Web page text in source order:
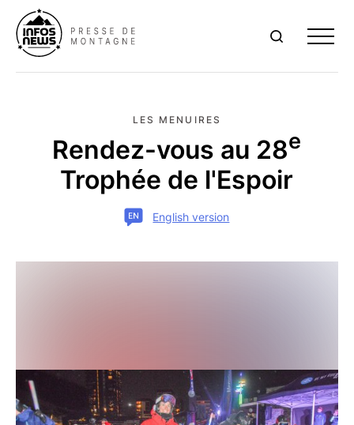
LES MENUIRES
Rendez-vous au 28e
Trophée de l'Espoir
English version